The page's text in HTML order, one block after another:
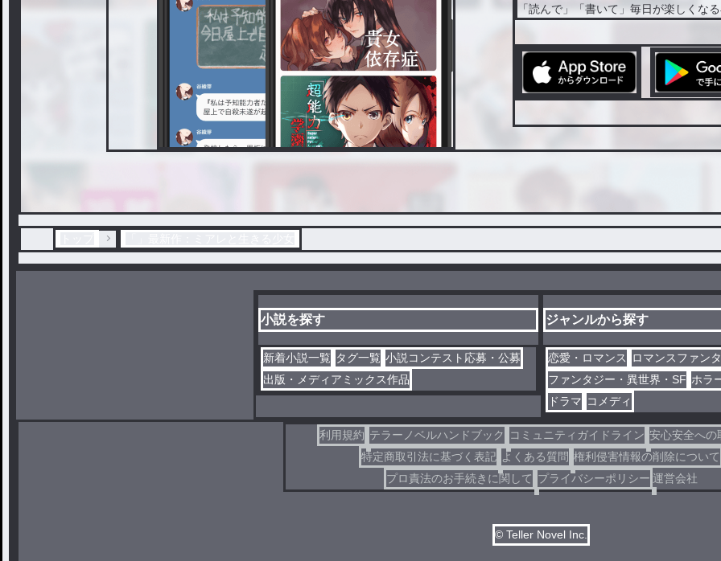
「読んで」「書いて」毎日が楽しくな
小説を探す
新着小説一覧 タグ一覧 小説コンテスト応募・公募
出版・メディアミックス作品
ジャンルから探す
恋愛・ロマンス
ロマンスファン
ファンタジー・異世界・SF ホラ
ドラマ コメディ
利用規約 テラーノベルハンドブック コミュニティガイドライン 安心安全への
特定商取引法に基づく表記 よくある質問 権利侵害情報の削除について
プロ責法のお手続きに関して プライバシーポリシー 運営会社
© Teller Novel Inc.